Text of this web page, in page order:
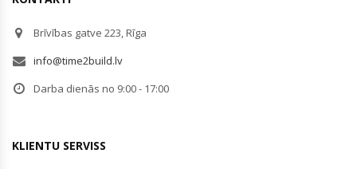
Brīvības gatve 223, Rīga
info@time2build.lv
Darba dienās no 9:00 - 17:00
KLIENTU SERVISS